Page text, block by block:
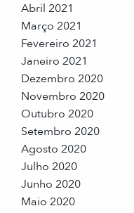
Abril 2021
Março 2021
Fevereiro 2021
Janeiro 2021
Dezembro 2020
Novembro 2020
Outubro 2020
Setembro 2020
Agosto 2020
Julho 2020
Junho 2020
Maio 2020